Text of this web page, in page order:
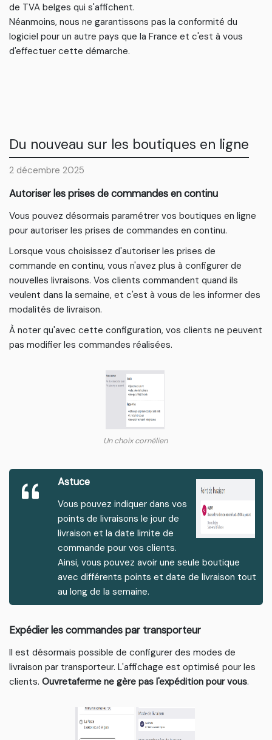
de TVA belges qui s'affichent.
Néanmoins, nous ne garantissons pas la conformité du
logiciel pour un autre pays que la France et c'est à vous
d'effectuer cette démarche.
Du nouveau sur les boutiques en ligne
2 décembre 2025
Autoriser les prises de commandes en continu
Vous pouvez désormais paramétrer vos boutiques en ligne
pour autoriser les prises de commandes en continu.
Lorsque vous choisissez d'autoriser les prises de
commande en continu, vous n'avez plus à configurer de
nouvelles livraisons. Vos clients commandent quand ils
veulent dans la semaine, et c'est à vous de les informer des
modalités de livraison.
À noter qu'avec cette configuration, vos clients ne peuvent
pas modifier les commandes réalisées.
Un choix cornélien
Astuce
Vous pouvez indiquer dans vos
points de livraisons le jour de
livraison et la date limite de
commande pour vos clients.
Ainsi, vous pouvez avoir une seule boutique
avec différents points et date de livraison tout
au long de la semaine.
Expédier les commandes par transporteur
Il est désormais possible de configurer des modes de
livraison par transporteur. L'affichage est optimisé pour les
clients. Ouvretaferme ne gère pas l'expédition pour vous.